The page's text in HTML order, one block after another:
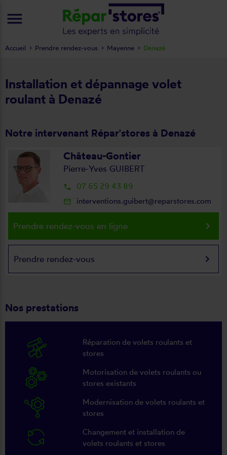
Installation et dépannage volet
roulant à Denazé
Notre intervenant Répar'stores à Denazé
Château-Gontier
Pierre-Yves GUIBERT
local_phone 07 65 29 43 89
mail_outline interventions.guibert@reparstores.com
Prendre rendez-vous en ligne keyboard_arrow_right
Prendre rendez-vous keyboard_arrow_right
Nos prestations
Réparation de volets roulants et
stores
Motorisation de volets roulants ou
stores existants
Modernisation de volets roulants et
stores
Changement et installation de
volets roulants et stores
Accueil Prendre rendez-vous Mayenne Denazé
menu